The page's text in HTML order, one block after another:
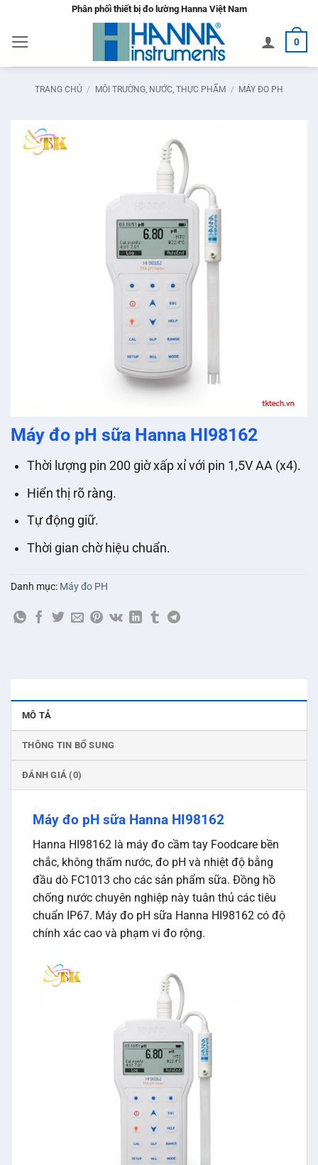
nội
dung
Phân phối thiết bị đo lường Hanna Việt Nam
0
TRANG CHỦ / MÔI TRƯỜNG, NƯỚC, THỰC PHẨM / MÁY ĐO PH
Máy đo pH sữa Hanna HI98162
Thời lượng pin 200 giờ xấp xỉ với pin 1,5V AA (x4).
Hiển thị rõ ràng.
Tự động giữ.
Thời gian chờ hiệu chuẩn.
Danh mục: Máy đo PH
MÔ TẢ
THÔNG TIN BỔ SUNG
ĐÁNH GIÁ (0)
Máy đo pH sữa Hanna HI98162
Hanna HI98162 là máy đo cầm tay Foodcare bền
chắc, không thấm nước, đo pH và nhiệt độ bằng
đầu dò FC1013 cho các sản phẩm sữa. Đồng hồ
chống nước chuyên nghiệp này tuân thủ các tiêu
chuẩn IP67. Máy đo pH sữa Hanna HI98162 có độ
chính xác cao và phạm vi đo rộng.